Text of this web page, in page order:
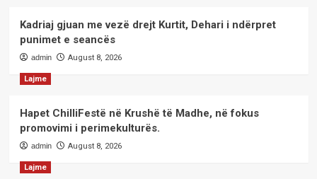
Kadriaj gjuan me vezë drejt Kurtit, Dehari i ndërpret
punimet e seancës
admin August 8, 2026
Lajme
Hapet ChilliFestë në Krushë të Madhe, në fokus
promovimi i perimekulturës.
admin August 8, 2026
Lajme